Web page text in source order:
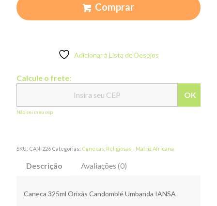
Comprar
Adicionar à Lista de Desejos
Calcule o frete:
OK
Não sei meu cep
SKU: CAN-226 Categorias: Canecas Religiosas - Matriz Africana
Descrição Avaliações (0)
Caneca 325ml Orixás Candomblé Umbanda IANSA